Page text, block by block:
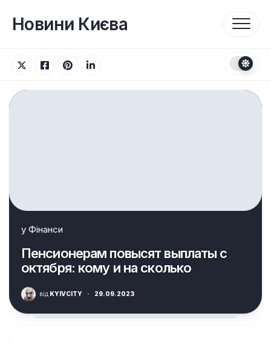
вмістуНовини Києва
у Фінанси
Пенсионерам повысят выплаты с
октября: кому и на сколько
від KYIVCITY · 29.09.2023